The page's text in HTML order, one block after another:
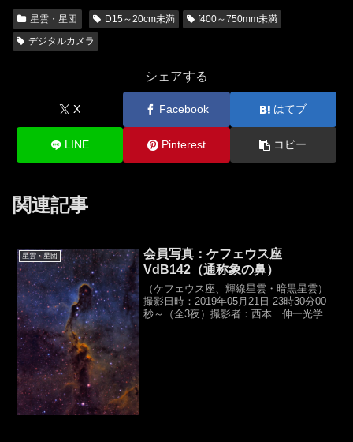
星雲・星団 D15～20cm未満
f400～750mm未満
デジタルカメラ
シェアする
X Facebook はてブ
LINE Pinterest コピー
関連記事
星雲・星団
会員写真：ケフェウス座
VdB142（通称象の鼻）
（ケフェウス座、輝線星雲・暗黒星雲）
撮影日時：2019年05月21日 23時30分00
秒～（全3夜）撮影者：西本 伸一光学